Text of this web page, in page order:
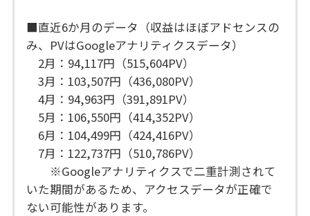
■直近6か月のデータ（収益はほぼアドセンスの
み、PVはGoogleアナリティクスデータ）
2月：94,117円（515,604PV）
3月：103,507円（436,080PV）
4月：94,963円（391,891PV）
5月：106,550円（414,352PV）
6月：104,499円（424,416PV）
7月：122,737円（510,786PV）
※Googleアナリティクスで二重計測されて
いた期間があるため、アクセスデータが正確で
ない可能性があります。